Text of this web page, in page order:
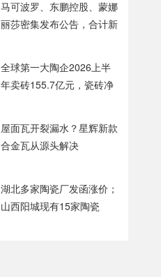
马可波罗、东鹏控股、蒙娜
丽莎密集发布公告，合计新
全球第一大陶企2026上半
年卖砖155.7亿元，瓷砖净
屋面瓦开裂漏水？星辉新款
合金瓦从源头解决
湖北多家陶瓷厂发函涨价；
山西阳城现有15家陶瓷